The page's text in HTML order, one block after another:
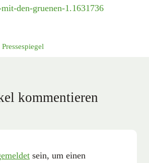
den-gruenen-1.1631736
Pressespiegel
kommentieren
sein, um einen